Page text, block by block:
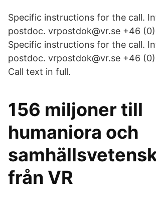
Specific instructions for the call.
postdoc. vrpostdok@vr.se +46
Specific instructions for the call.
postdoc. vrpostdok@vr.se +46
Call text in full.
156 miljoner till
humaniora och
från VR